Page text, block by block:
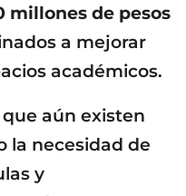
millones de pesos
a mejorar
académicos.
aún existen
la necesidad de
y